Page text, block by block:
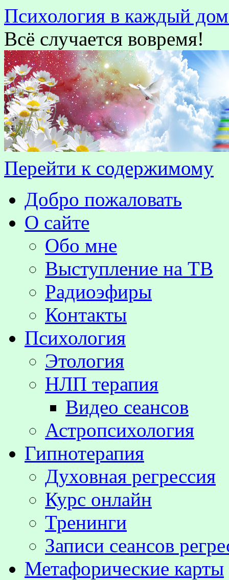
Психология в каждый
Всё случается вовремя!
Перейти к содержимому
Добро пожаловать
О сайте
Обо мне
Выступление на TВ
Радиоэфиры
Контакты
Психология
Этология
НЛП терапия
Видео сеансов
Астропсихология
Гипнотерапия
Духовная регрессия
Курс онлайн
Тренинги
Записи сеансов
Метафорические карты